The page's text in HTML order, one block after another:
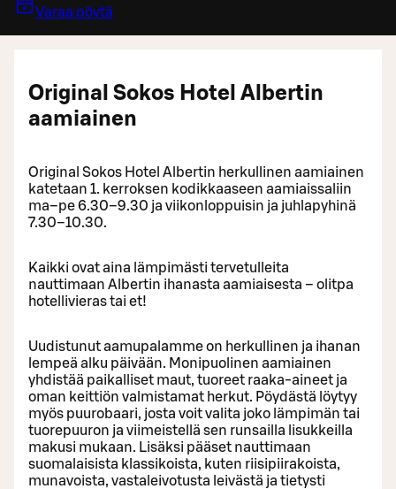
Varaa pöytä
Original Sokos Hotel Albertin
aamiainen
Original Sokos Hotel Albertin herkullinen aamiainen
katetaan 1. kerroksen kodikkaaseen aamiaissaliin
ma–pe 6.30–9.30 ja viikonloppuisin ja juhlapyhinä
7.30–10.30.
Kaikki ovat aina lämpimästi tervetulleita
nauttimaan Albertin ihanasta aamiaisesta – olitpa
hotellivieras tai et!
Uudistunut aamupalamme on herkullinen ja ihanan
lempeä alku päivään. Monipuolinen aamiainen
yhdistää paikalliset maut, tuoreet raaka-aineet ja
oman keittiön valmistamat herkut. Pöydästä löytyy
myös puurobaari, josta voit valita joko lämpimän tai
tuorepuuron ja viimeistellä sen runsailla lisukkeilla
makusi mukaan. Lisäksi pääset nauttimaan
suomalaisista klassikoista, kuten riisipiirakoista,
munavoista, vastaleivotusta leivästä ja tietysti